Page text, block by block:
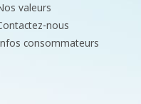
valeurs
nous
consommateurs